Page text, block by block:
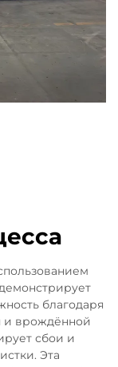
благодаря
и врождённой
сбои и
Эта